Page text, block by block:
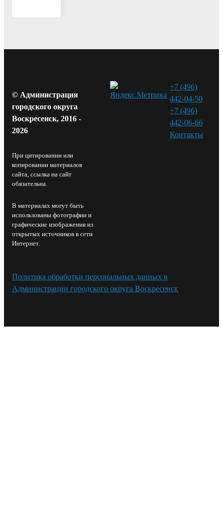
© Администрация
городского округа
Воскресенск, 2016 -
2026
При цитировании или
копировании материалов
сайта, ссылка на сайт
обязательна.
В материалах могут быть
использованы фотографии и
графические изображения из
открытых источников в сети
Интернет.
+7 (496)
442-04-50
+7 (496)
442-06-66
Контакты⁠
Политика обработки персональных данных в
Администрации городского округа Воскресенск